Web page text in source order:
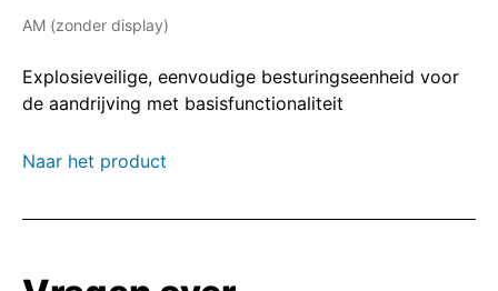
AM (zonder display)
Explosieveilige, eenvoudige besturingseenheid voor
de aandrijving met basisfunctionaliteit
Naar het product